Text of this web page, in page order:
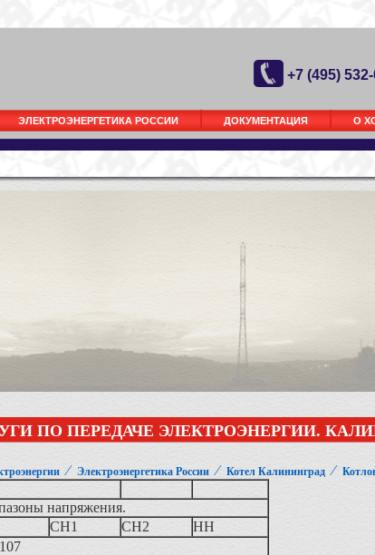
+7 (495)
ЭЛЕКТРОЭНЕРГЕТИКА РОССИИ ДОКУМЕНТАЦИЯ О
ПО ПЕРЕДАЧЕ ЭЛЕКТРОЭНЕРГИИ.
⁄ Электроэнергетика России ⁄ Котел Калининград ⁄
напряжения.
СН1 СН2
НН